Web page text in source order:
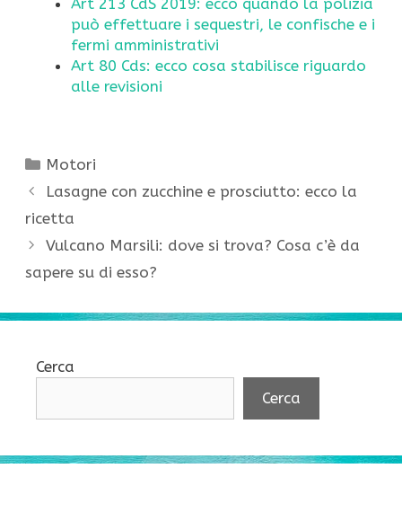
Art 213 CdS 2019: ecco quando la polizia
può effettuare i sequestri, le confische e i
fermi amministrativi
Art 80 Cds: ecco cosa stabilisce riguardo
alle revisioni
Categorie
Motori
Lasagne con zucchine e prosciutto: ecco la
ricetta
Vulcano Marsili: dove si trova? Cosa c’è da
sapere su di esso?
Cerca
Cerca